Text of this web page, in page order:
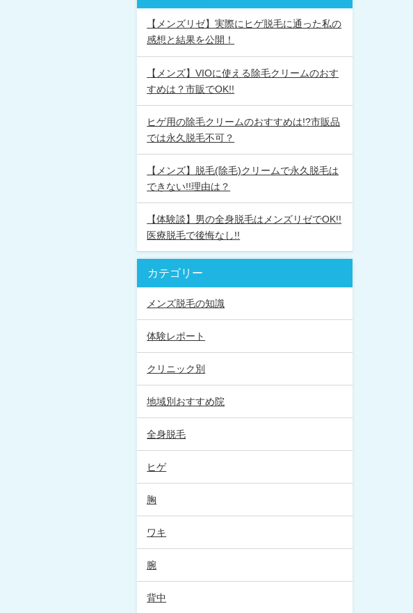
【メンズリゼ】実際にヒゲ脱毛に通った私の
感想と結果を公開！
【メンズ】VIOに使える除毛クリームのおす
すめは？市販でOK!!
ヒゲ用の除毛クリームのおすすめは!?市販品
では永久脱毛不可？
【メンズ】脱毛(除毛)クリームで永久脱毛は
できない!!理由は？
【体験談】男の全身脱毛はメンズリゼでOK!!
医療脱毛で後悔なし!!
カテゴリー
メンズ脱毛の知識
体験レポート
クリニック別
地域別おすすめ院
全身脱毛
ヒゲ
胸
ワキ
腕
背中